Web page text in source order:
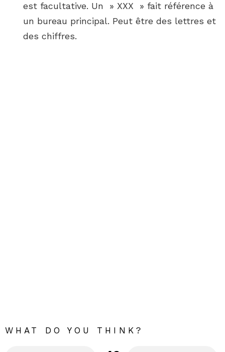
est facultative. Un » XXX » fait référence à
un bureau principal. Peut être des lettres et
des chiffres.
WHAT DO YOU THINK?